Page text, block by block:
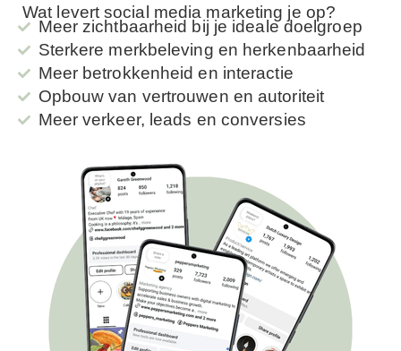
Wat levert social media marketing je op?
Meer zichtbaarheid bij je ideale doelgroep
Sterkere merkbeleving en herkenbaarheid
Meer betrokkenheid en interactie
Opbouw van vertrouwen en autoriteit
Meer verkeer, leads en conversies